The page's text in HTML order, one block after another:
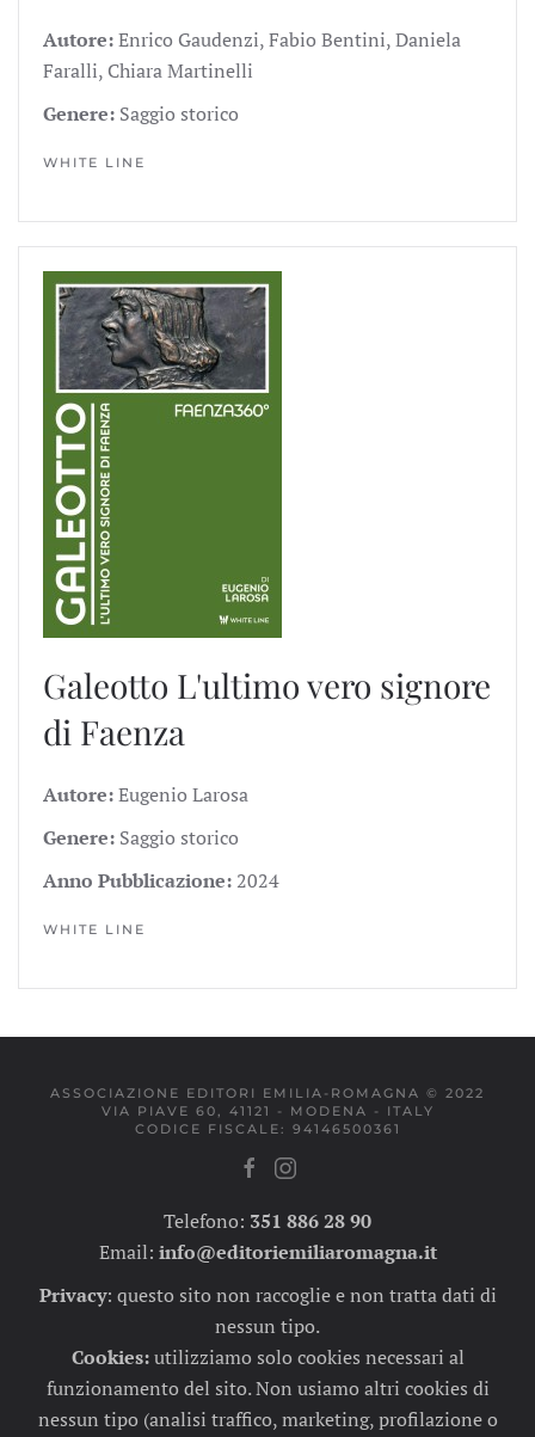
Autore:Enrico Gaudenzi, Fabio Bentini, Daniela
Faralli, Chiara Martinelli
Genere: Saggio storico
WHITE LINE
Galeotto L'ultimo vero signore
di Faenza
Autore:Eugenio Larosa
Genere: Saggio storico
Anno Pubblicazione: 2024
WHITE LINE
ASSOCIAZIONE EDITORI EMILIA-ROMAGNA © 2022
VIA PIAVE 60, 41121 - MODENA - ITALY
CODICE FISCALE: 94146500361
Telefono: 351 886 28 90
Email: info@editoriemiliaromagna.it
Privacy: questo sito non raccoglie e non tratta dati di
nessun tipo.
Cookies:utilizziamo solo cookies necessari al
funzionamento del sito. Non usiamo altri cookies di
nessun tipo (analisi traffico, marketing, profilazione o